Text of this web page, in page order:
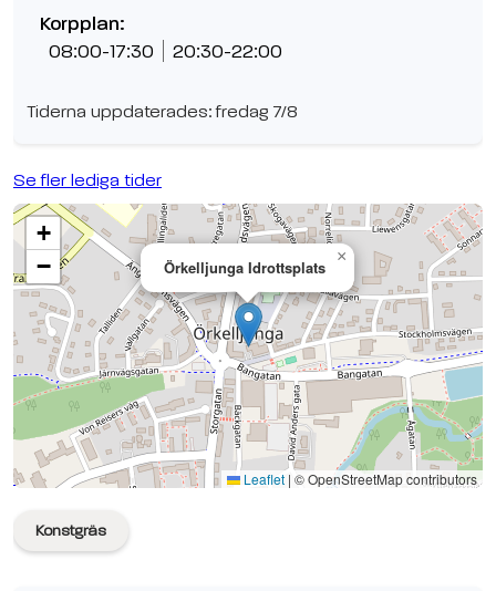
Korpplan:
08:00-17:30 20:30-22:00
Tiderna uppdaterades: fredag 7/8
Se fler lediga tider
Örkelljunga Idrottsplats
×
+
−
Leaflet | © OpenStreetMap contributors
Se planen på Google Maps
Konstgräs